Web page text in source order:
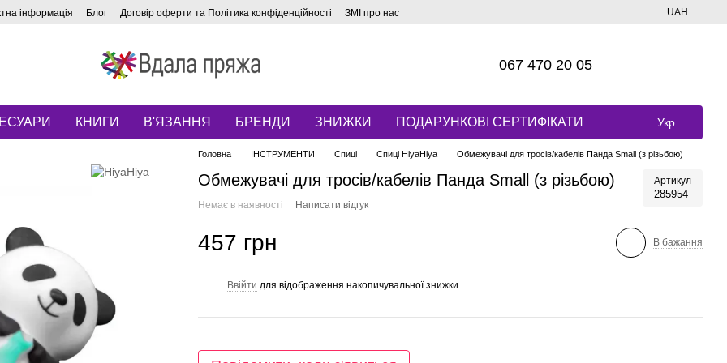
інформація Блог Договір оферти та Політика конфіденційності ЗМІ про нас UAH
067 470 20 05
КНИГИ В'ЯЗАННЯ БРЕНДИ ЗНИЖКИ ПОДАРУНКОВІ СЕРТИФІКАТИ Укр
Головна ІНСТРУМЕНТИ Спиці Спиці HiyaHiya Обмежувачі для тросів/кабелів Панда Small (з різьбою)
Обмежувачі для тросів/кабелів Панда Small (з різьбою) Артикул
285954
Немає в наявності Написати відгук
457 грн В бажання
Ввійти для відображення накопичувальної знижки